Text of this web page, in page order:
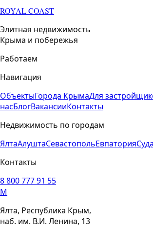
ROYAL COAST
Элитная недвижимость
Крыма и побережья
Работаем
Навигация
ОбъектыГорода КрымаДля
насБлогВакансииКонтакты
Недвижимость по городам
ЯлтаАлуштаСевастопольЕвпатория
Контакты
8 800 777 91 55
M
Ялта, Республика Крым,
наб. им. В.И. Ленина, 13